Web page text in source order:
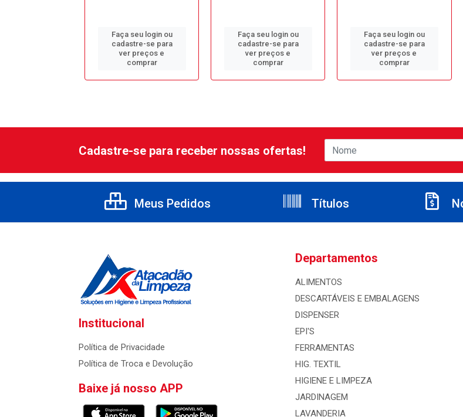
Faça seu login ou
cadastre-se para
ver preços e
comprar
Faça seu login ou
cadastre-se para
ver preços e
comprar
Faça seu login ou
cadastre-se para
ver preços e
comprar
Cadastre-se para receber nossas ofertas!
Meus Pedidos Títulos
Institucional
Política de Privacidade
Política de Troca e Devolução
Baixe já nosso APP
Departamentos
ALIMENTOS
DESCARTÁVEIS E EMBALAGENS
DISPENSER
EPI'S
FERRAMENTAS
HIG. TEXTIL
HIGIENE E LIMPEZA
JARDINAGEM
LAVANDERIA